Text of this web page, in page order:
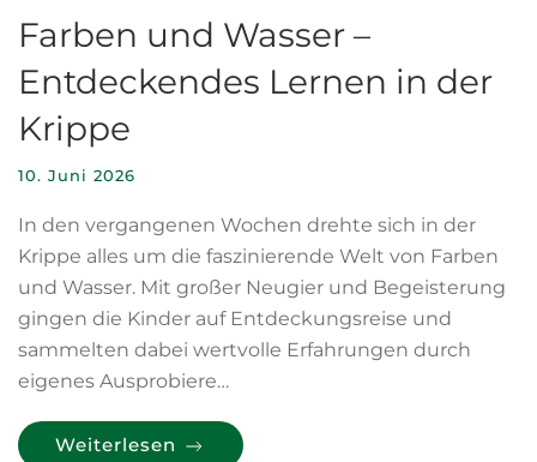
Farben und Wasser –
Entdeckendes Lernen in der
Krippe
10. Juni 2026
In den vergangenen Wochen drehte sich in der
Krippe alles um die faszinierende Welt von Farben
und Wasser. Mit großer Neugier und Begeisterung
gingen die Kinder auf Entdeckungsreise und
sammelten dabei wertvolle Erfahrungen durch
eigenes Ausprobiere…
Weiterlesen